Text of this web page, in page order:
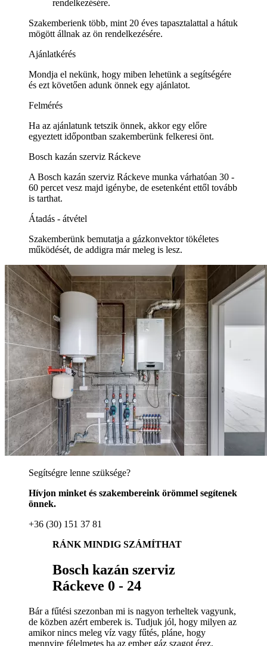
rendelkezésére.
Szakemberienk több, mint 20 éves tapasztalattal a hátuk
mögött állnak az ön rendelkezésére.
Ajánlatkérés
Mondja el nekünk, hogy miben lehetünk a segítségére
és ezt követően adunk önnek egy ajánlatot.
Felmérés
Ha az ajánlatunk tetszik önnek, akkor egy előre
egyeztett időpontban szakemberünk felkeresi önt.
Bosch kazán szerviz Ráckeve
A Bosch kazán szerviz Ráckeve munka várhatóan 30 -
60 percet vesz majd igénybe, de esetenként ettől tovább
is tarthat.
Átadás - átvétel
Szakemberünk bemutatja a gázkonvektor tökéletes
működését, de addigra már meleg is lesz.
Segítségre lenne szüksége?
Hívjon minket és szakembereink örömmel segítenek
önnek.
+36 (30) 151 37 81
RÁNK MINDIG SZÁMÍTHAT
Bosch kazán szerviz
Ráckeve 0 - 24
Bár a fűtési szezonban mi is nagyon terheltek vagyunk,
de közben azért emberek is. Tudjuk jól, hogy milyen az
amikor nincs meleg víz vagy fűtés, pláne, hogy
mennyire félelmetes ha az ember gáz szagot érez.